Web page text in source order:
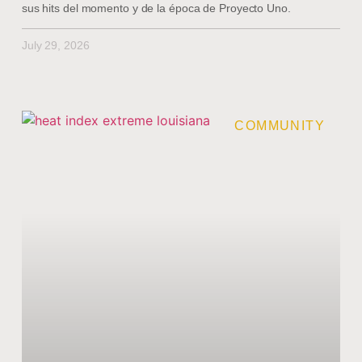
sus hits del momento y de la época de Proyecto Uno.
July 29, 2026
COMMUNITY